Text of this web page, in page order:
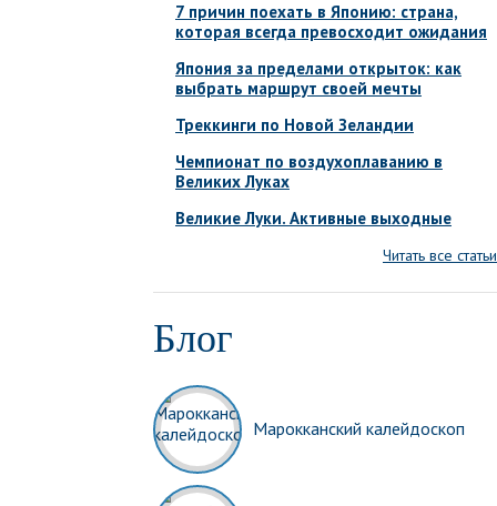
7 причин поехать в Японию: страна,
которая всегда превосходит ожидания
Япония за пределами открыток: как
выбрать маршрут своей мечты
Треккинги по Новой Зеландии
Чемпионат по воздухоплаванию в
Великих Луках
Великие Луки. Активные выходные
Читать все статьи
Блог
Марокканский калейдоскоп